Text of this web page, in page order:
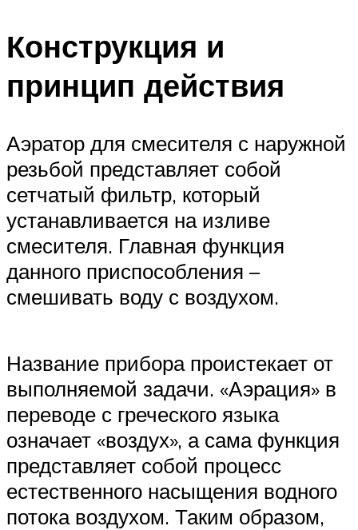
Конструкция и
принцип действия
Аэратор для смесителя с наружной
резьбой представляет собой
сетчатый фильтр, который
устанавливается на изливе
смесителя. Главная функция
данного приспособления –
смешивать воду с воздухом.
Название прибора проистекает от
выполняемой задачи. «Аэрация» в
переводе с греческого языка
означает «воздух», а сама функция
представляет собой процесс
естественного насыщения водного
потока воздухом. Таким образом,